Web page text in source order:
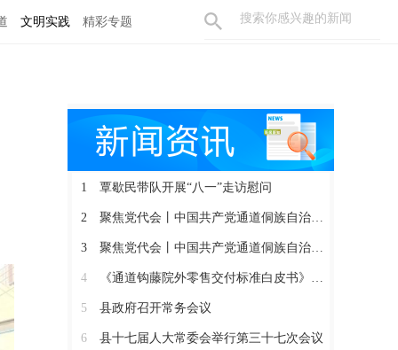
文明实践 精彩专题
1 覃歇民带队开展“八一”走访慰问
2 聚焦党代会丨中国共产党通道侗族自治县第十四届委员会召开第一次全体会议
3 聚焦党代会丨中国共产党通道侗族自治县第十四次代表大会胜利闭幕
4 《通道钩藤院外零售交付标准白皮书》正式发布
5 县政府召开常务会议
6 县十七届人大常委会举行第三十七次会议